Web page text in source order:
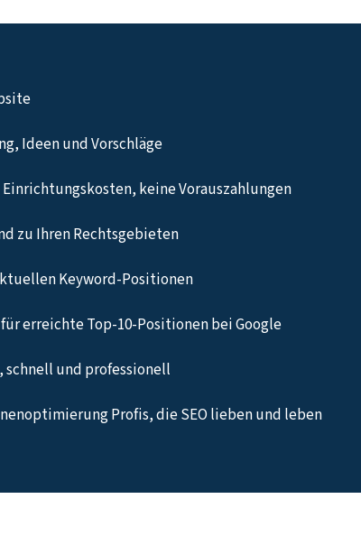
Ideen und Vorschläge
keine Vorauszahlungen
zu Ihren Rechtsgebieten
Keyword-Positionen
erreichte Top-10-Positionen bei Google
und professionell
Profis, die SEO lieben und leben